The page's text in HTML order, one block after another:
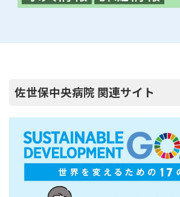
佐世保中央病院 関連サイト